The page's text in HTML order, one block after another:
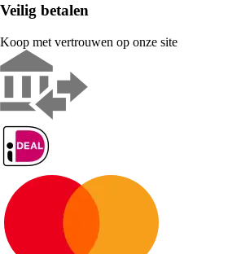
Veilig betalen
Koop met vertrouwen op onze site